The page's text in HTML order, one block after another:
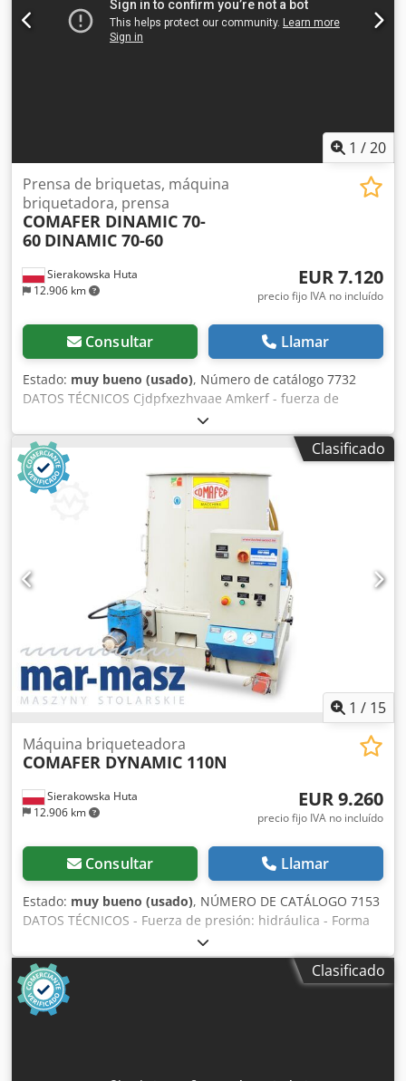
de 4,2 EUR (Los precios pueden variar con fluctuaciones
significativas del tipo de cambio)
1 /20
Sierakowska Huta
12.906 km
Prensa de briquetas, máquina
briquetadora, prensa
COMAFER DINAMIC 70-
60 DINAMIC 70-60
EUR 7.120
precio fijo IVA no incluído
Consultar Llamar
Estado: muy bueno (usado), Número de catálogo 7732
DATOS TÉCNICOS Cjdpfxezhvaae Amkerf - fuerza de
prensado: hidráulica - forma del briquete: redonda -
diámetro del briquete: 70mm - diámetro del depósito:
1200mm - rendimiento: aprox. 70kg/h - funcionamiento
automático de la máquina - motor: 7,5kW - presión máxima
de trabajo: 150 bar - diámetro de conexión de aspiración:
90mm - diámetro de la abertura de la bolsa filtrante:
500mm - altura máxima de la bolsa: 900mm - dimensiones
(LxAnxAl): 1950x1400x2700mm - peso: 1130kg VENTAJAS -
fabricación italiana - posibilidad de conexión directa al
extractor de virutas - prensa briquetadora usada -
documentación técnica DTR - estado: muy bueno Precio
neto: 29.900 PLN Precio neto: 7.120 EUR (en base a un tipo
de cambio de 4,2 EUR) (Los precios pueden variar según
fluctuaciones del tipo de cambio)
Clasificado
1 / 15
Sierakowska Huta
12.906 km
Máquina briqueteadora
COMAFER DYNAMIC 110N
EUR 9.260
precio fijo IVA no incluído
Consultar Llamar
Estado: muy bueno (usado), NÚMERO DE CATÁLOGO 7153
DATOS TÉCNICOS - Fuerza de presión: hidráulica - Forma
del briquete: redonda - Diámetro del briquete: 70 mm -
Dimensiones del depósito (Al/An): 920x870 mm -
Rendimiento: aprox. 110 kg/h - Funcionamiento automático
de la máquina - Enfriador de aceite - Calentamiento de
aceite - Ventana de inspección - Motor: 7,5 kW -
Clasificado